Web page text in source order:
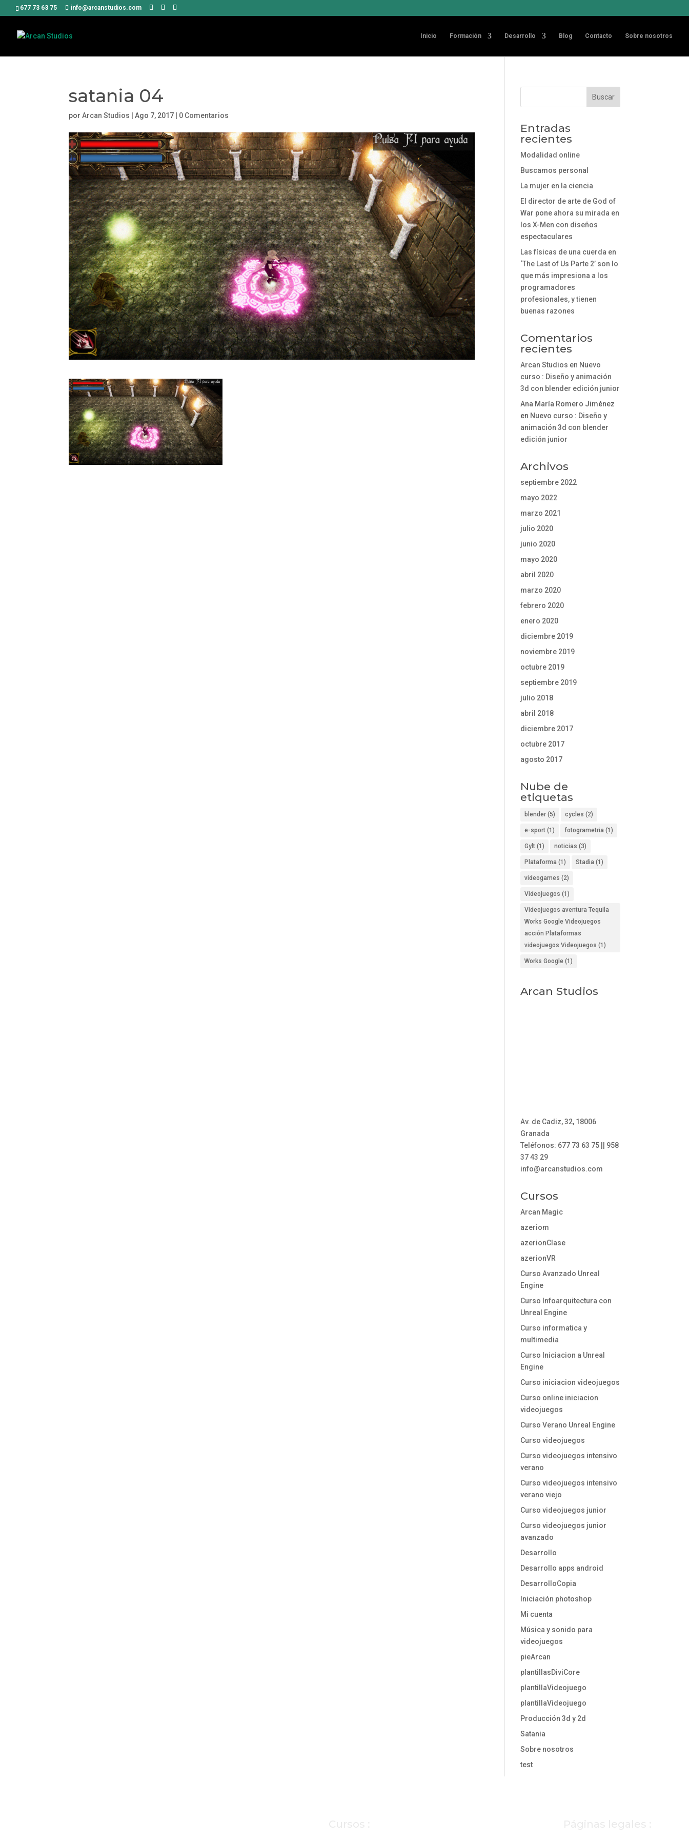
677 73 63 75 info@arcanstudios.com
Inicio Formación Desarrollo Blog Contacto Sobre nosotros
satania 04
porArcan Studios |Ago 7, 2017 0 Comentarios
Entradas
recientes
Modalidad online
Buscamos personal
La mujer en la ciencia
El director de arte de God of
War pone ahora su mirada en
los X-Men con diseños
espectaculares
Las físicas de una cuerda en
‘The Last of Us Parte 2’ son lo
que más impresiona a los
programadores
profesionales, y tienen
buenas razones
Comentarios
recientes
Arcan Studios en Nuevo
curso : Diseño y animación
3d con blender edición junior
Ana María Romero Jiménez
en Nuevo curso : Diseño y
animación 3d con blender
edición junior
Archivos
septiembre 2022
mayo 2022
marzo 2021
julio 2020
junio 2020
mayo 2020
abril 2020
marzo 2020
febrero 2020
enero 2020
diciembre 2019
noviembre 2019
octubre 2019
septiembre 2019
julio 2018
abril 2018
diciembre 2017
octubre 2017
agosto 2017
Nube de
etiquetas
blender (5) cycles (2)
e-sport (1) fotogrametria (1)
Gylt (1) noticias (3)
Plataforma (1) Stadia (1)
videogames (2)
Videojuegos (1)
Videojuegos aventura Tequila
Works Google Videojuegos
acción Plataformas
videojuegos Videojuegos (1)
Works Google (1)
Arcan Studios
Av. de Cadiz, 32, 18006
Granada
Teléfonos: 677 73 63 75 || 958
37 43 29
info@arcanstudios.com
Cursos
Arcan Magic
azeriom
azerionClase
azerionVR
Curso Avanzado Unreal
Engine
Curso Infoarquitectura con
Unreal Engine
Curso informatica y
multimedia
Curso Iniciacion a Unreal
Engine
Curso iniciacion videojuegos
Curso online iniciacion
videojuegos
Curso Verano Unreal Engine
Curso videojuegos
Curso videojuegos intensivo
verano
Curso videojuegos intensivo
verano viejo
Curso videojuegos junior
Curso videojuegos junior
avanzado
Desarrollo
Desarrollo apps android
DesarrolloCopia
Iniciación photoshop
Mi cuenta
Música y sonido para
videojuegos
pieArcan
plantillasDiviCore
plantillaVideojuego
plantillaVideojuego
Producción 3d y 2d
Satania
Sobre nosotros
test